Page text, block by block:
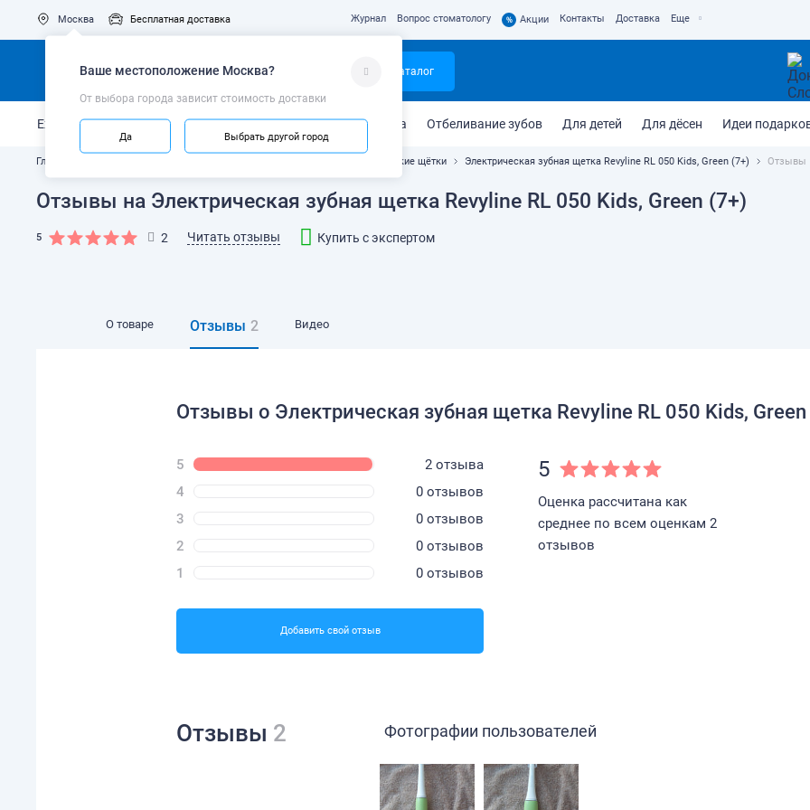
Москва
Ваше местоположение Москва?
От выбора города зависит стоимость доставки
Да Выбрать другой город
Бесплатная доставка Журнал Вопрос стоматологу % Акции Контакты Доставка Еще
Каталог
Ежедневный уход Укрепление эмали Защита от кариеса Отбеливание зубов Для детей Для дёсен Идеи
Главная Детские электрические щётки Электрическая зубная щетка Revyline RL 050 Kids, Green (7+) Отзывы
Отзывы на Электрическая зубная щетка Revyline RL 050 Kids, Green (7+)
5 2 Читать отзывы Купить с экспертом
О товаре Отзывы 2 Видео
Отзывы о Электрическая зубная щетка Revyline RL 050 Kids,
5
2 отзыва
4
0 отзывов
3
0 отзывов
2
0 отзывов
1
0 отзывов
Добавить свой отзыв
5
Оценка рассчитана как
среднее по всем оценкам 2
отзывов
Отзывы 2 Фотографии пользователей